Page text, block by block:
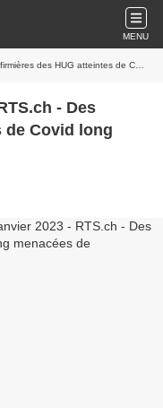
MENU
de Covid long menacées de licenciement
- Des
de Covid long